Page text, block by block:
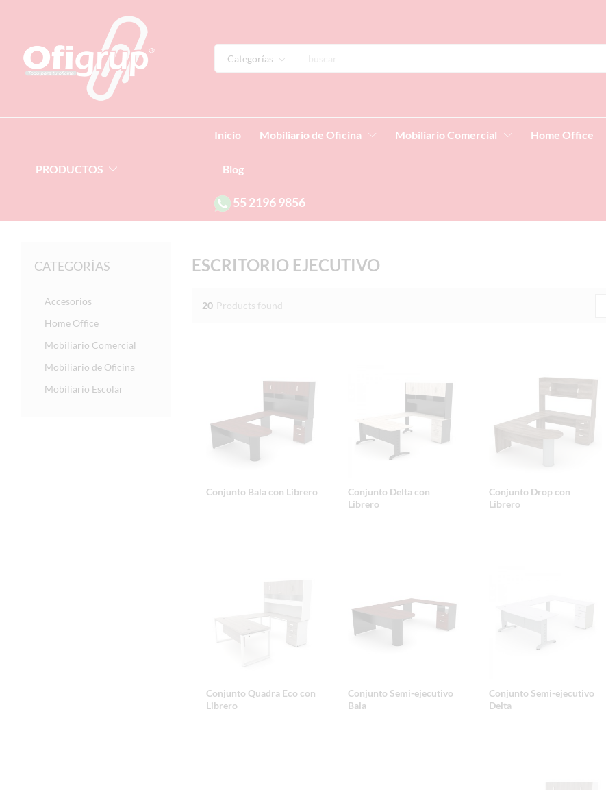
Categorías
PRODUCTOS
Inicio Mobiliario de Oficina Mobiliario Comercial Home Office
Blog
55 2196 9856
ESCRITORIO EJECUTIVO
20 Products found
Conjunto Bala con Librero
Conjunto Delta con
Librero
Conjunto Drop con
Librero
Conjunto Quadra Eco con
Librero
Conjunto Semi-ejecutivo
Bala
Conjunto Semi-ejecutivo
Delta
CATEGORÍAS
Accesorios
Home Office
Mobiliario Comercial
Mobiliario de Oficina
Mobiliario Escolar